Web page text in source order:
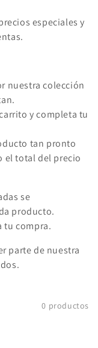
especiales y
nuestra colección
y completa tu
tan pronto
el total del precio
se
producto.
tu compra.
parte de nuestra
0 productos